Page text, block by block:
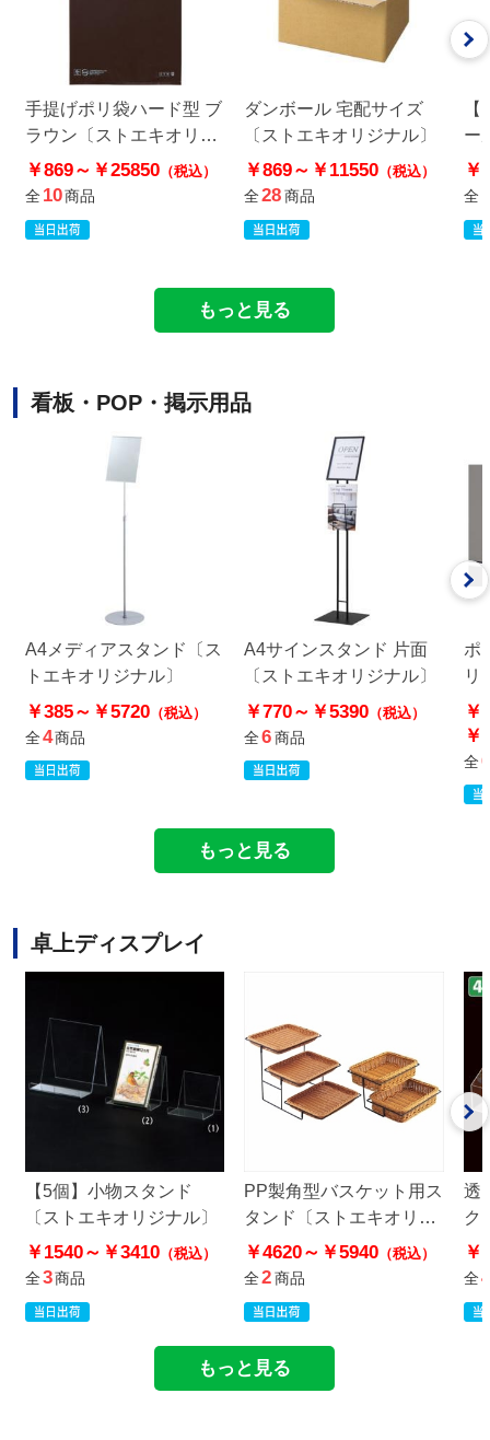
手提げポリ袋ハード型 ブ
ラウン〔ストエキオリジ
ナル〕
￥869～ ￥25850（税込）
全 10商品
ダンボール 宅配サイズ
〔ストエキオリジナル〕
￥869～ ￥11550 （税込）
全28商品
ー
キ
￥
全
もっと見る
看板・POP・掲示用品
A4メディアスタンド〔ス
トエキオリジナル〕
￥385～ ￥5720（税込）
全4商品
A4サインスタンド 片面
〔ストエキオリジナル〕
￥770～ ￥5390 （税込）
全6商品
ポ
リ
ル
￥
￥
全6
もっと見る
卓上ディスプレイ
【5個】小物スタンド
〔ストエキオリジナル〕
￥1540～ ￥3410（税込）
全3商品
PP製角型バスケット用ス
タンド〔ストエキオリジ
ナル〕
￥4620～ ￥5940 （税込）
全2商品
透
ク
ル
￥
全4
もっと見る